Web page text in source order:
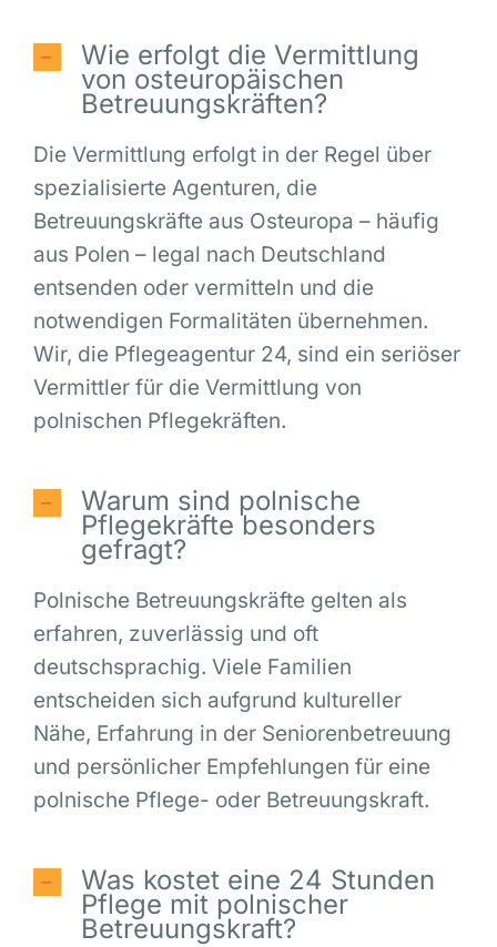
Wie erfolgt die Vermittlung
von osteuropäischen
Betreuungskräften?
Die Vermittlung erfolgt in der Regel über
spezialisierte Agenturen, die
Betreuungskräfte aus Osteuropa – häufig
aus Polen – legal nach Deutschland
entsenden oder vermitteln und die
notwendigen Formalitäten übernehmen.
Wir, die Pflegeagentur 24, sind ein seriöser
Vermittler für die Vermittlung von
polnischen Pflegekräften.
Warum sind polnische
Pflegekräfte besonders
gefragt?
Polnische Betreuungskräfte gelten als
erfahren, zuverlässig und oft
deutschsprachig. Viele Familien
entscheiden sich aufgrund kultureller
Nähe, Erfahrung in der Seniorenbetreuung
und persönlicher Empfehlungen für eine
polnische Pflege- oder Betreuungskraft.
Was kostet eine 24 Stunden
Pflege mit polnischer
Betreuungskraft?